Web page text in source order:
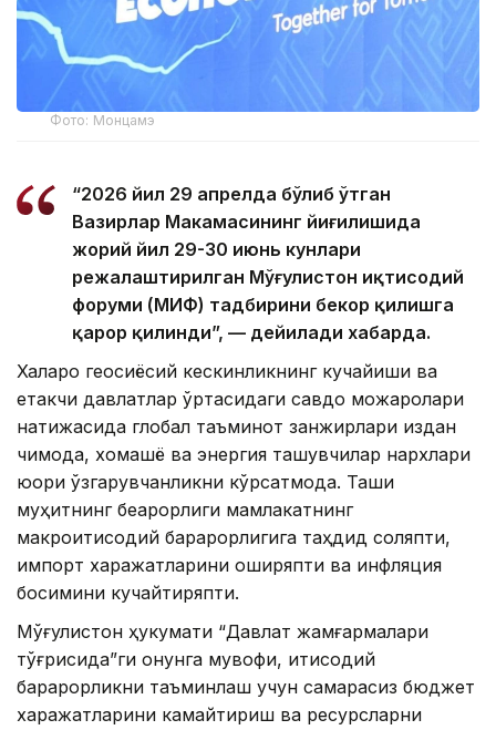
Фото: Монцамэ
“2026 йил 29 апрелда бўлиб ўтган
Вазирлар Маҳкамасининг йиғилишида
жорий йил 29-30 июнь кунлари
режалаштирилган Мўғулистон иқтисодий
форуми (МИФ) тадбирини бекор қилишга
қарор қилинди”, — дейилади хабарда.
Халқаро геосиёсий кескинликнинг кучайиши ва
етакчи давлатлар ўртасидаги савдо можаролари
натижасида глобал таъминот занжирлари издан
чиқмоқда, хомашё ва энергия ташувчилар нархлари
юқори ўзгарувчанликни кўрсатмоқда. Ташқи
муҳитнинг беқарорлиги мамлакатнинг
макроиқтисодий барқарорлигига таҳдид соляпти,
импорт харажатларини оширяпти ва инфляция
босимини кучайтиряпти.
Мўғулистон ҳукумати “Давлат жамғармалари
тўғрисида”ги қонунга мувофиқ, иқтисодий
барқарорликни таъминлаш учун самарасиз бюджет
харажатларини камайтириш ва ресурсларни